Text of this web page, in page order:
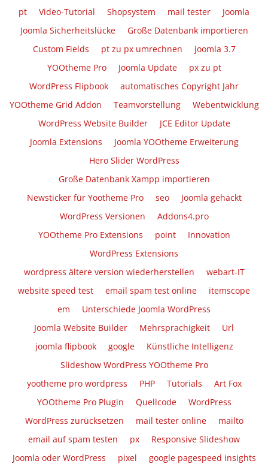
pt
Video-Tutorial Shopsystem mail tester
Joomla
Joomla Sicherheitslücke
Große Datenbank importieren
Custom Fields
pt zu px umrechnen
joomla 3.7
YOOtheme Pro
Joomla Update
px zu pt
WordPress Flipbook
automatisches Copyright Jahr
YOOtheme Grid Addon
Teamvorstellung
Webentwicklung
WordPress Website Builder
JCE Editor Update
Joomla Extensions
Joomla YOOtheme Erweiterung
Hero Slider WordPress
Große Datenbank Xampp importieren
Newsticker für Yootheme Pro
seo
Joomla gehackt
WordPress Versionen
Addons4.pro
YOOtheme Pro Extensions
point
Innovation
WordPress Extensions
wordpress ältere version wiederherstellen
webart-IT
website speed test
email spam test online
itemscope
em
Unterschiede Joomla WordPress
Joomla Website Builder
Mehrsprachigkeit
Url
joomla flipbook
google
Künstliche Intelligenz
Slideshow WordPress YOOtheme Pro
yootheme pro wordpress
PHP Tutorials
Art Fox
YOOtheme Pro Plugin
Quellcode
WordPress
WordPress zurücksetzen
mail tester online
mailto
email auf spam testen
px
Responsive Slideshow
Joomla oder WordPress
pixel google pagespeed insights